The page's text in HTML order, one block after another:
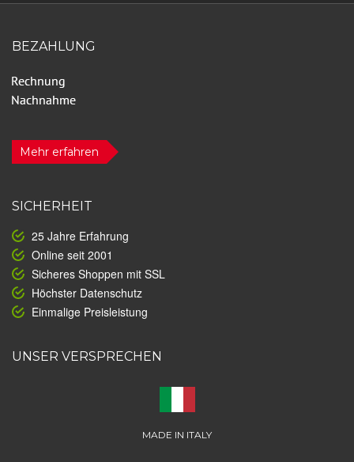
BEZAHLUNG
Mehr erfahren
SICHERHEIT
25 Jahre Erfahrung
Online seit 2001
Sicheres Shoppen mit SSL
Höchster Datenschutz
Einmalige Preisleistung
UNSER VERSPRECHEN
MADE IN ITALY